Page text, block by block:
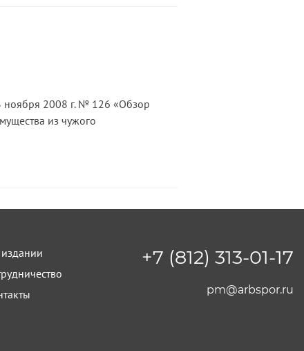
2008 г. № 126 «Обзор
из чужого
+7 (812) 313-01-17
pm@arbspor.ru